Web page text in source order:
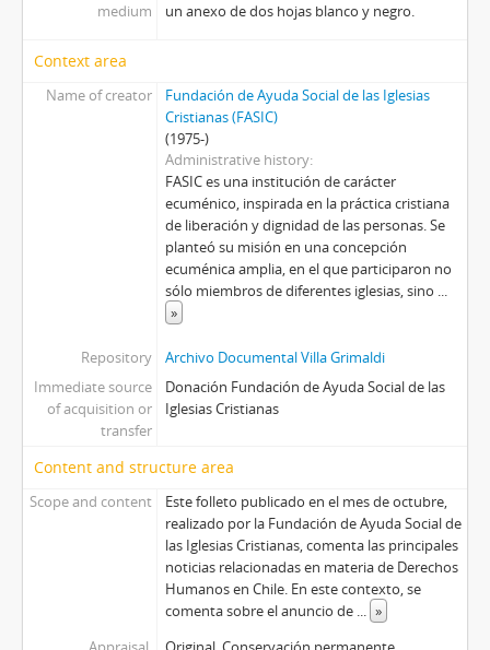
medium
un anexo de dos hojas blanco y negro.
Context area
Name of creator
Fundación de Ayuda Social de las Iglesias
Cristianas (FASIC)
(1975-)
Administrative history
FASIC es una institución de carácter
ecuménico, inspirada en la práctica cristiana
de liberación y dignidad de las personas. Se
planteó su misión en una concepción
ecuménica amplia, en el que participaron no
sólo miembros de diferentes iglesias, sino ...
»
Repository
Archivo Documental Villa Grimaldi
Immediate source
of acquisition or
transfer
Donación Fundación de Ayuda Social de las
Iglesias Cristianas
Content and structure area
Scope and content
Este folleto publicado en el mes de octubre,
realizado por la Fundación de Ayuda Social de
las Iglesias Cristianas, comenta las principales
noticias relacionadas en materia de Derechos
Humanos en Chile. En este contexto, se
comenta sobre el anuncio de ... »